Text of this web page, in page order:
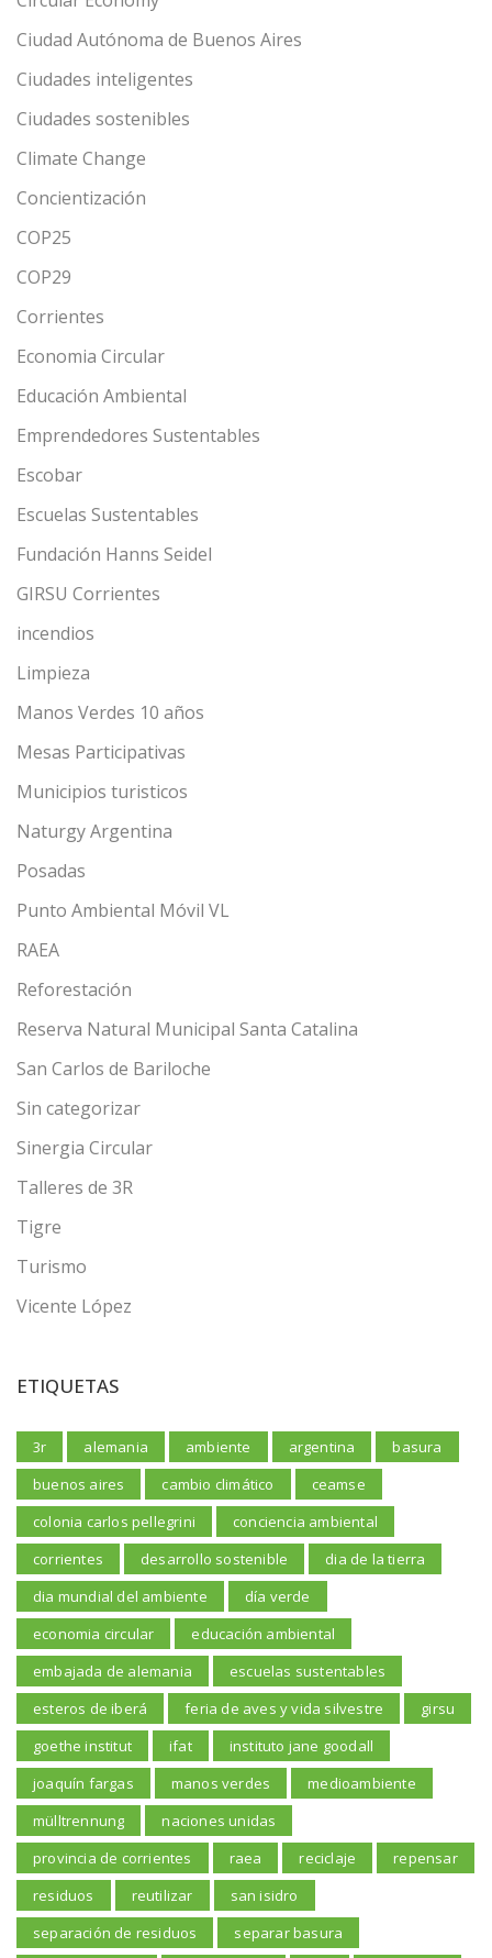
Ciudad Autónoma de Buenos Aires
Ciudades inteligentes
Ciudades sostenibles
Climate Change
Concientización
COP25
COP29
Corrientes
Economia Circular
Educación Ambiental
Emprendedores Sustentables
Escobar
Escuelas Sustentables
Fundación Hanns Seidel
GIRSU Corrientes
incendios
Limpieza
Manos Verdes 10 años
Mesas Participativas
Municipios turisticos
Naturgy Argentina
Posadas
Punto Ambiental Móvil VL
RAEA
Reforestación
Reserva Natural Municipal Santa Catalina
San Carlos de Bariloche
Sin categorizar
Sinergia Circular
Talleres de 3R
Tigre
Turismo
Vicente López
ETIQUETAS
3r alemania ambiente argentina
basura
buenos aires
cambio climático
ceamse
colonia carlos pellegrini
conciencia ambiental
corrientes
desarrollo sostenible
dia de la tierra
dia mundial del ambiente
día verde
economia circular
educación ambiental
embajada de alemania
escuelas sustentables
esteros de iberá
feria de aves y vida silvestre
girsu
goethe institut
ifat
instituto jane goodall
joaquín fargas
manos verdes
medioambiente
mülltrennung
naciones unidas
provincia de corrientes
raea reciclaje
repensar
residuos
reutilizar
san isidro
separación de residuos
separar basura